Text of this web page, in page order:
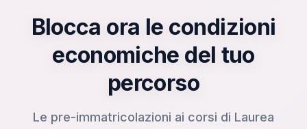
Blocca ora le condizioni
economiche del tuo
percorso
Le pre-immatricolazioni ai corsi di Laurea